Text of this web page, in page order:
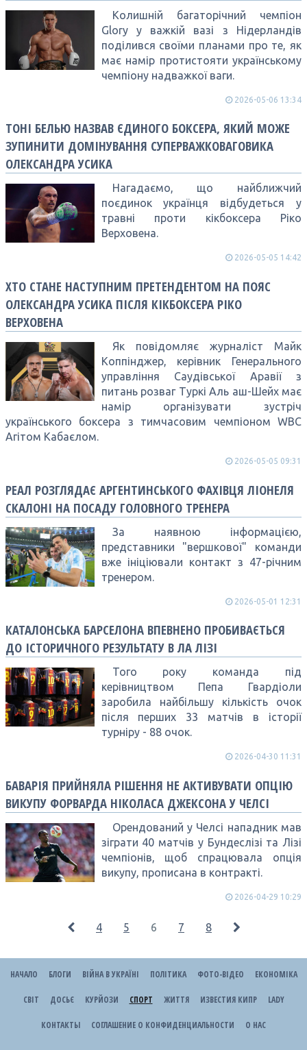
Колишній багаторічний чемпіон
Glory у важкій вазі з Нідерландів
поділився своїми планами про те, як
має намір протистояти українському
чемпіону надважкої ваги.
2026-05-06 13:34
ТОНІ БЕЛЬЮ НАЗВАВ ЄДИНОГО БОКСЕРА, ЯКИЙ МОЖЕ
ЗУПИНИТИ ДОМІНУВАННЯ СУПЕРВАЖКОВАГОВИКА
ОЛЕКСАНДРА УСИКА
Нагадаємо, що найближчий
поєдинок українця відбудеться у
травні проти кікбоксера Ріко
Верховена.
2026-05-05 14:42
ХТО СТАНЕ НАСТУПНИМ ПРЕТЕНДЕНТОМ НА ПОЯС
ОЛЕКСАНДРА УСИКА ПІСЛЯ КІКБОКСЕРА РІКО
ВЕРХОВЕНА
Як повідомляє журналіст Майк
Коппінджер, керівник Генерального
управління Саудівської Аравії з
питань розваг Туркі Аль аш-Шейх має
намір організувати зустріч
українського боксера з тимчасовим чемпіоном WBC
Агітом Кабаєлом.
2026-05-05 09:31
РЕАЛ РОЗГЛЯДАЄ АРГЕНТИНСЬКОГО ФАХІВЦЯ ЛІОНЕЛЯ
СКАЛОНІ НА ПОСАДУ ГОЛОВНОГО ТРЕНЕРА
За наявною інформацією,
представники "вершкової" команди
вже ініціювали контакт з 47-річним
тренером.
2026-05-01 12:31
КАТАЛОНСЬКА БАРСЕЛОНА ВПЕВНЕНО ПРОБИВАЄТЬСЯ
ДО ІСТОРИЧНОГО РЕЗУЛЬТАТУ В ЛА ЛІЗІ
Того року команда під
керівництвом Пепа Гвардіоли
заробила найбільшу кількість очок
після перших 33 матчів в історії
турніру - 88 очок.
2026-04-30 11:31
БАВАРІЯ ПРИЙНЯЛА РІШЕННЯ НЕ АКТИВУВАТИ ОПЦІЮ
ВИКУПУ ФОРВАРДА НІКОЛАСА ДЖЕКСОНА У ЧЕЛСІ
Орендований у Челсі нападник мав
зіграти 40 матчів у Бундеслізі та Лізі
чемпіонів, щоб спрацювала опція
викупу, прописана в контракті.
2026-04-29 10:29
4 5 6 7 8
НАЧАЛО БЛОГИ ВІЙНА В УКРАЇНІ ПОЛІТИКА ФОТО-ВІДЕО ЕКОНОМІКА
СВІТ ДОСЬЄ КУРЙОЗИ СПОРТ ЖИТТЯ ИЗВЕСТИЯ КИПР LADY
КОНТАКТЫ СОГЛАШЕНИЕ О КОНФИДЕНЦИАЛЬНОСТИ О НАС